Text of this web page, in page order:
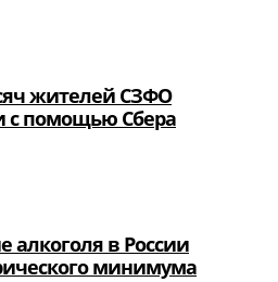
жителей СЗФО
с помощью Сбера
алкоголя в России
минимума